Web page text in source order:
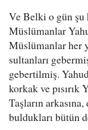
Ve Belki o gün şu
Müslümanlar
Müslümanlar her
sultanları
gebertilmiş.
korkak ve pısırık
Taşların
buldukları bütün